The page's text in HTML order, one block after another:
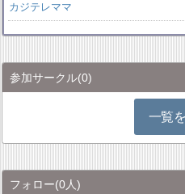
カジテレママ
参加サークル(0)
一覧
フォロー(0人)